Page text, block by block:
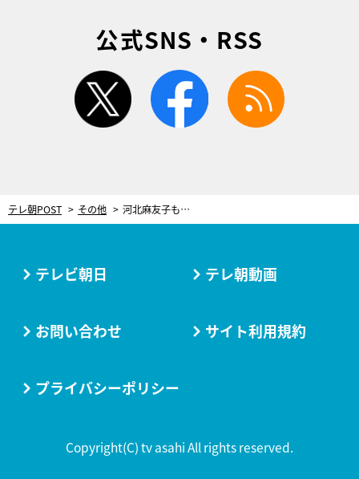
公式SNS・RSS
twitter facebook
テレ朝POST その他 河北麻友子も「バランスがいい」と絶賛！リップを主役にした“好印象メイク”
テレビ朝日 テレ朝動画
お問い合わせ サイト利用規約
プライバシーポリシー
Copyright(C) tv asahi All rights reserved.